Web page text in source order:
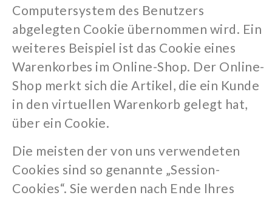
Computersystem des Benutzers
abgelegten Cookie übernommen wird. Ein
weiteres Beispiel ist das Cookie eines
Warenkorbes im Online-Shop. Der Online-
Shop merkt sich die Artikel, die ein Kunde
in den virtuellen Warenkorb gelegt hat,
über ein Cookie.
Die meisten der von uns verwendeten
Cookies sind so genannte „Session-
Cookies“. Sie werden nach Ende Ihres